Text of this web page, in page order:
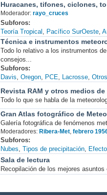
Huracanes, tifones, ciclones,
Moderador: rayo_cruces
Subforos
Teoría Tropical
Pacífico SurOeste
Técnica e instrumentos
Todo lo relativo a los instrumentos
consejos...
Subforos
Davis Oregon PCE Lacrosse
Revista RAM y otros medios
Todo lo que se habla de la
Gran Atlas fotográfico de
Galería fotográfica de fenómenos
Moderadores: Ribera-Met, febrero
Subforos
Nubes Tipos de precipitación
Sala de lectura
Recopilación de los mejores